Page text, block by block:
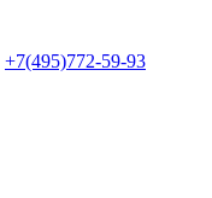
+7(495)772-59-93